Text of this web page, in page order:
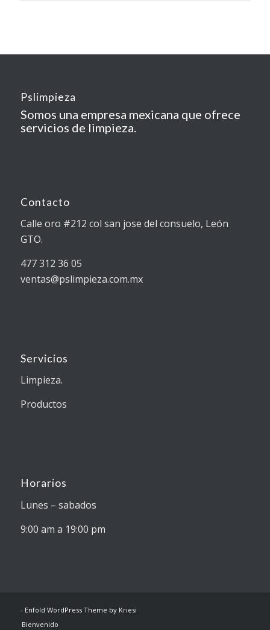
Pslimpieza
Somos una empresa mexicana que ofrece
servicios de limpieza.
Contacto
Calle oro #212 col san jose del consuelo, León
GTO.
477 312 36 05
ventas@pslimpieza.com.mx
Servicios
Limpieza.
Productos
Horarios
Lunes – sabados
9:00 am a 19:00 pm
- Enfold WordPress Theme by Kriesi
Bienvenido